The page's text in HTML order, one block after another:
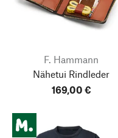
F. Hammann
Nähetui Rindleder
169,00 €